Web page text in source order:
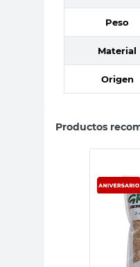
Peso
Material
Origen
Productos